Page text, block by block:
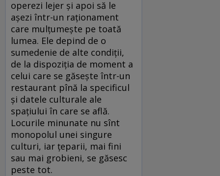
operezi lejer și apoi să le
așezi într-un raționament
care mulțumește pe toată
lumea. Ele depind de o
sumedenie de alte condiții,
de la dispoziția de moment a
celui care se găsește într-un
restaurant pînă la specificul
și datele culturale ale
spațiului în care se află.
Locurile minunate nu sînt
monopolul unei singure
culturi, iar țeparii, mai fini
sau mai grobieni, se găsesc
peste tot.